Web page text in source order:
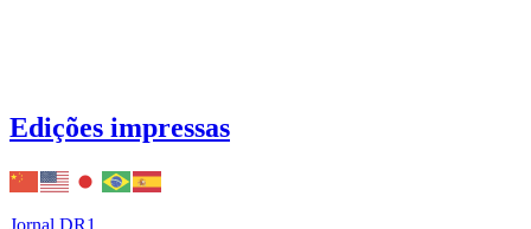
Edições impressas
Jornal DR1